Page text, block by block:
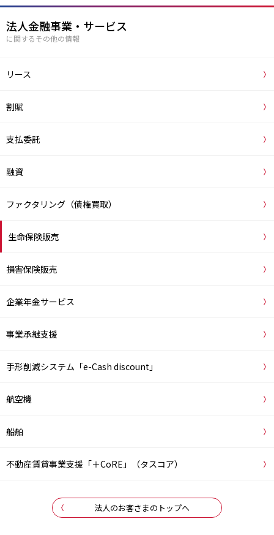
法人金融事業・サービス
に関するその他の情報
リース
割賦
支払委託
融資
ファクタリング（債権買取）
生命保険販売
損害保険販売
企業年金サービス
事業承継支援
手形削減システム「e-Cash discount」
航空機
船舶
不動産賃貸事業支援「＋CoRE」（タスコア）
法人のお客さまのトップへ